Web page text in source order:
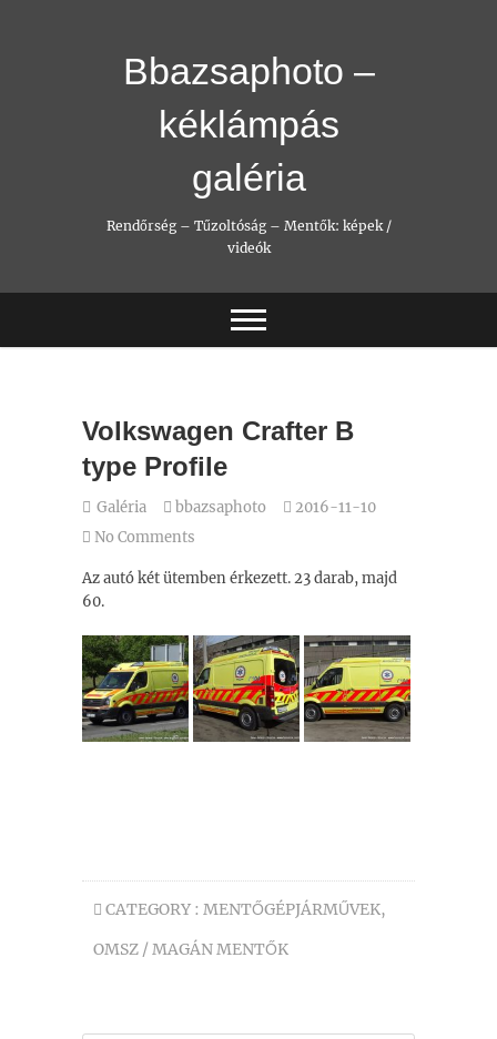
Bbazsaphoto –
kéklámpás
galéria
Rendőrség – Tűzoltóság – Mentők: képek /
videók
Volkswagen Crafter B
type Profile
Galéria bbazsaphoto
2016-11-10
No Comments
Az autó két ütemben érkezett. 23 darab, majd
60.
CATEGORY : MENTŐGÉPJÁRMŰVEK,
OMSZ / MAGÁN MENTŐK